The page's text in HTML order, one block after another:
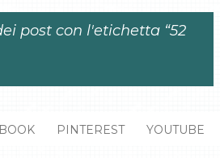
post con l'etichetta 52
PINTEREST YOUTUBE